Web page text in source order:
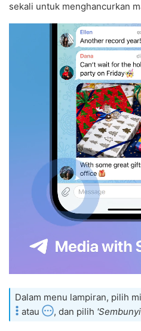
sekali untuk menghancurkan
Dalam menu lampiran, pilih
atau
, dan pilih